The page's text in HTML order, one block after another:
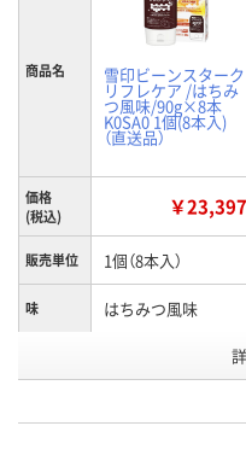
商品名 雪印ビーンスターク
リフレケア /はちみ
つ風味/90g×8本
K0SA0 1個(8本入)
（直送品）
価格
(税込)
￥23,397
販売単位 1個（8本入）
味 はちみつ風味
WPP2856